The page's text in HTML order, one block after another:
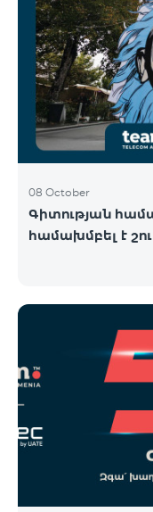
համակարգերը
Խելացի Տեսախցիկ
Ղեկավարման Սարք
համար
մոտենալ տաղավար։ Առաջարկը
նոր միացող
08 October
Գիտության
համախմբել է